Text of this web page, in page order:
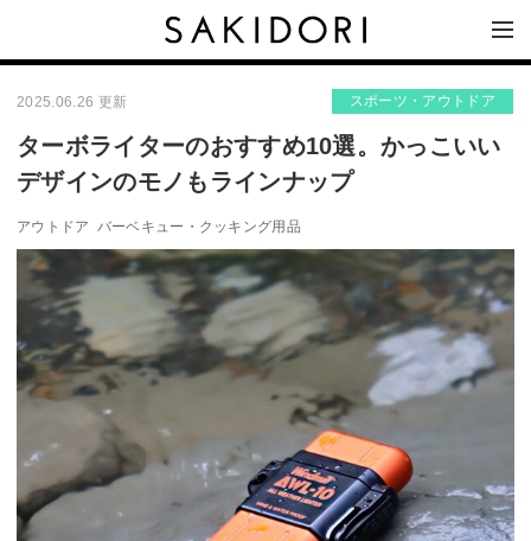
2025.06.26 更新 スポーツ・アウトドア
ターボライターのおすすめ10選。かっこいい
デザインのモノもラインナップ
アウトドア バーベキュー・クッキング用品